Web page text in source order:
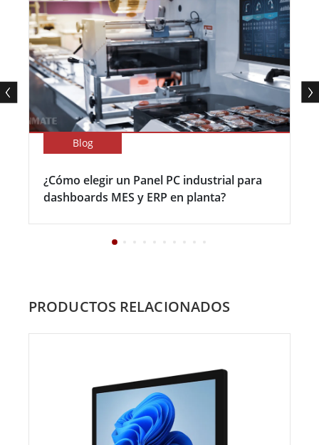
Blog
¿Cómo elegir un Panel PC industrial para
dashboards MES y ERP en planta?
PRODUCTOS RELACIONADOS